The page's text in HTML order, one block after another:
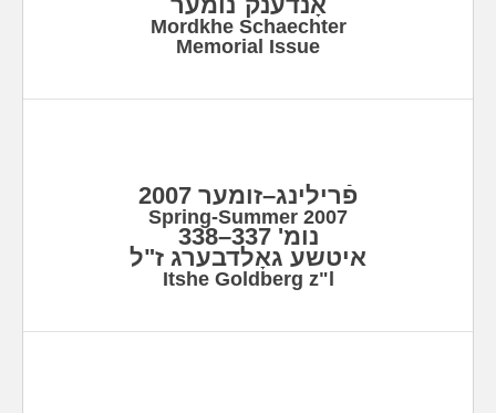
Mordkhe Schaechter
Memorial Issue
פֿרילינג–זומער 2007
Spring-Summer 2007
נומ' 337–338
איטשע גאָלדבערג ז"ל
Itshe Goldberg z"l